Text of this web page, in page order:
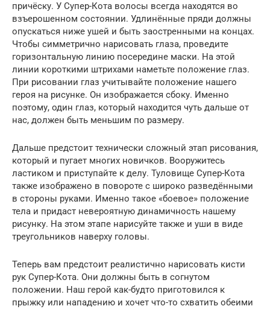
причёску. У Супер-Кота волосы всегда находятся во
взъерошенном состоянии. Удлинённые пряди должны
опускаться ниже ушей и быть заостренными на концах.
Чтобы симметрично нарисовать глаза, проведите
горизонтальную линию посередине маски. На этой
линии короткими штрихами наметьте положение глаз.
При рисовании глаз учитывайте положение нашего
героя на рисунке. Он изображается сбоку. Именно
поэтому, один глаз, который находится чуть дальше от
нас, должен быть меньшим по размеру.
Дальше предстоит технически сложный этап рисования,
который и пугает многих новичков. Вооружитесь
ластиком и приступайте к делу. Туловище Супер-Кота
также изображено в повороте с широко разведёнными
в стороны руками. Именно такое «боевое» положение
тела и придаст невероятную динамичность нашему
рисунку. На этом этапе нарисуйте также и уши в виде
треугольников наверху головы.
Теперь вам предстоит реалистично нарисовать кисти
рук Супер-Кота. Они должны быть в согнутом
положении. Наш герой как-будто приготовился к
прыжку или нападению и хочет что-то схватить обеими